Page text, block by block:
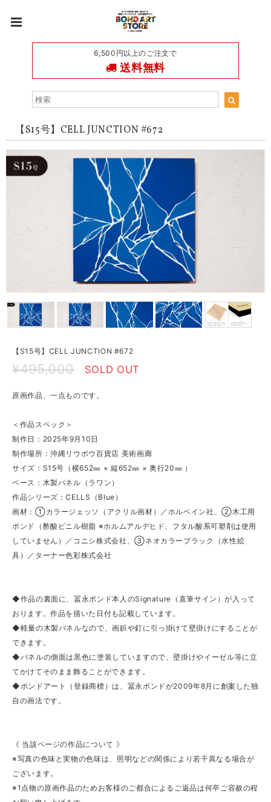
6,500円以上のご注文で
送料無料
【S15号】CELL JUNCTION #672
【S15号】CELL JUNCTION #672
¥495,000 SOLD OUT
原画作品、一点ものです。
＜作品スペック＞
制作日：2025年9月10日
制作場所：沖縄リウボウ百貨店 美術画廊
サイズ：S15号（横652㎜ × 縦652㎜ × 奥行20㎜ ）
ベース：木製パネル（ラワン）
作品シリーズ：CELLS（Blue）
画材：①カラージェッソ（アクリル画材）／ホルベイン社、②木工用
ボンド（酢酸ビニル樹脂 ※ホルムアルデヒド、フタル酸系可塑剤は使用
していません）／コニシ株式会社、③ネオカラーブラック（水性絵
具）／ターナー色彩株式会社
◆作品の裏面に、冨永ボンド本人のSignature（直筆サイン）が入って
おります。作品を描いた日付も記載しています。
◆軽量の木製パネルなので、画鋲や釘に引っ掛けて壁掛けにすることが
できます。
◆パネルの側面は黒色に塗装していますので、壁掛けやイーゼル等に立
てかけてそのまま飾ることができます。
◆ボンドアート（登録商標）は、冨永ボンドが2009年8月に創案した独
自の画法です。
《 当該ページの作品について 》
※写真の色味と実物の色味は、照明などの関係により若干異なる場合が
ございます。
※1点物の原画作品のためお客様のご都合によるご返品は何卒ご容赦の程